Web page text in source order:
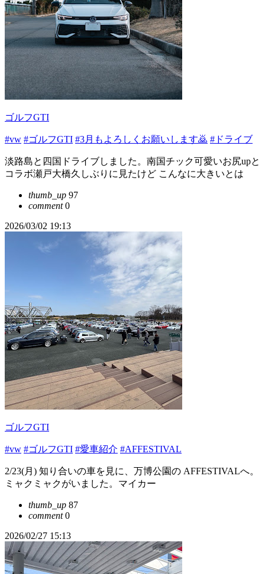
ゴルフGTI
#vw #ゴルフGTI #3月もよろしくお願いします🙇 #ドライブ
淡路島と四国ドライブしました。南国チック可愛いお尻upと
コラボ瀬戸大橋久しぶりに見たけど こんなに大きいとは
thumb_up 97
comment0
2026/03/02 19:13
ゴルフGTI
#vw #ゴルフGTI #愛車紹介 #AFFESTIVAL
2/23(月) 知り合いの車を見に、万博公園の AFFESTIVALへ。
ミャクミャクがいました。マイカー
thumb_up 87
comment0
2026/02/27 15:13